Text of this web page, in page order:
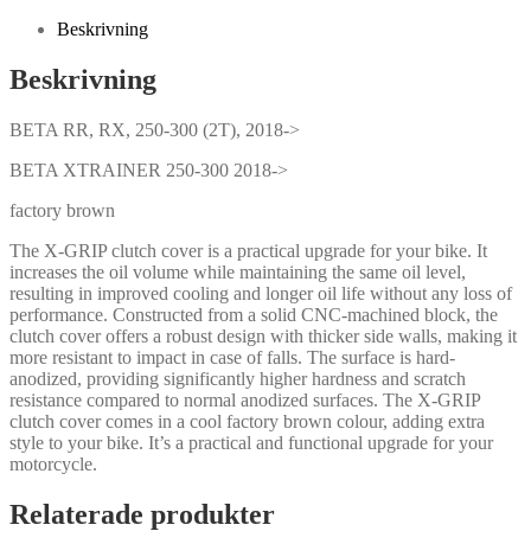
Beskrivning
Beskrivning
BETA RR, RX, 250-300 (2T), 2018->
BETA XTRAINER 250-300 2018->
factory brown
The X-GRIP clutch cover is a practical upgrade for your bike. It
increases the oil volume while maintaining the same oil level,
resulting in improved cooling and longer oil life without any loss of
performance. Constructed from a solid CNC-machined block, the
clutch cover offers a robust design with thicker side walls, making it
more resistant to impact in case of falls. The surface is hard-
anodized, providing significantly higher hardness and scratch
resistance compared to normal anodized surfaces. The X-GRIP
clutch cover comes in a cool factory brown colour, adding extra
style to your bike. It’s a practical and functional upgrade for your
motorcycle.
Relaterade produkter